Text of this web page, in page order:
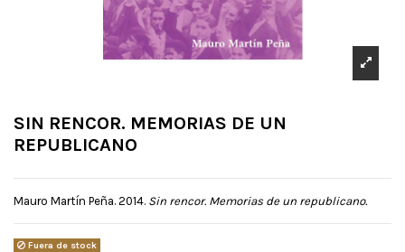
SIN RENCOR. MEMORIAS DE UN
REPUBLICANO
Mauro Martín Peña. 2014. Sin rencor. Memorias de un republicano.
Fuera de stock